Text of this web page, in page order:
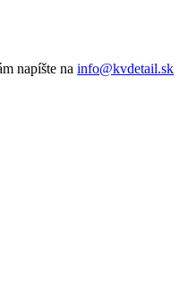
napíšte na info@kvdetail.sk